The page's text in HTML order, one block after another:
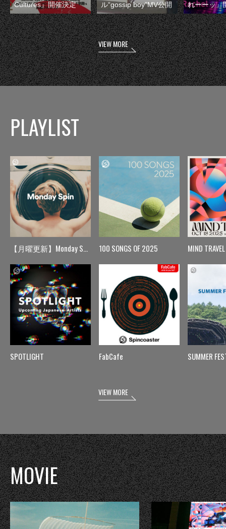
Cultures』開催決定
ル“gossip boy”MV公開
れーーッ』
VIEW MORE
PLAYLIST
【月曜更新】Monday Spin
SPOTLIGHT
100 SONGS OF 2025
FabCafe
MIND TRAVEL
SUMMER
VIEW MORE
MOVIE